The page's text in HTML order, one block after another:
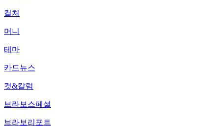
컬처
머니
테마
카드뉴스
컷&칼럼
브라보스페셜
브라보리포트